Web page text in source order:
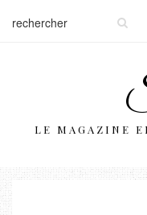
LE MAGAZINE